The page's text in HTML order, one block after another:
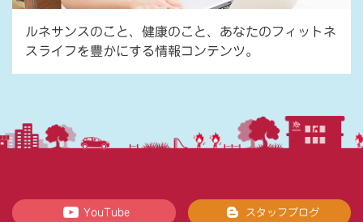
ルネサンスのこと、健康のこと、あなたのフィットネ
スライフを豊かにする情報コンテンツ。
YouTube スタッフブログ